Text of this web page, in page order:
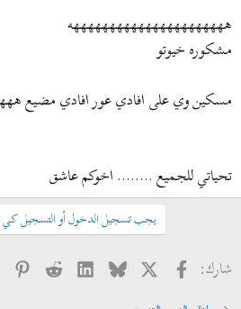
ههههههههههههههههههههههه
مشكوره خيوتو
مسكين وي على افادي عور افادي مضيع
تحياتي للجميع ........ اخوكم عاشق
يجب تسجيل الدخول أو التسجيل كي
شارك: فيسبوك
X
Bluesky
LinkedIn
Reddit